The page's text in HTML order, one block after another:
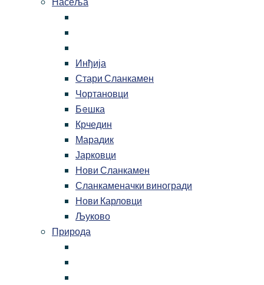
Инђија
Стари Сланкамен
Чортановци
Бeшка
Крчедин
Марадик
Јарковци
Нови Сланкамен
Сланкаменачки виногради
Нови Карловци
Љуково
Природа